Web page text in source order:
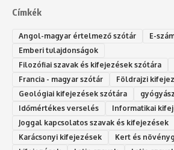
Címkék
Angol-magyar értelmező szótár E-
Emberi tulajdonságok
Filozófiai szavak és kifejezések szótára
Francia - magyar szótár
Földrajzi
Geológiai kifejezések szótára
Időmértékes verselés
Informatikai
Joggal kapcsolatos szavak és kifejezések
Karácsonyi kifejezések
Kert és